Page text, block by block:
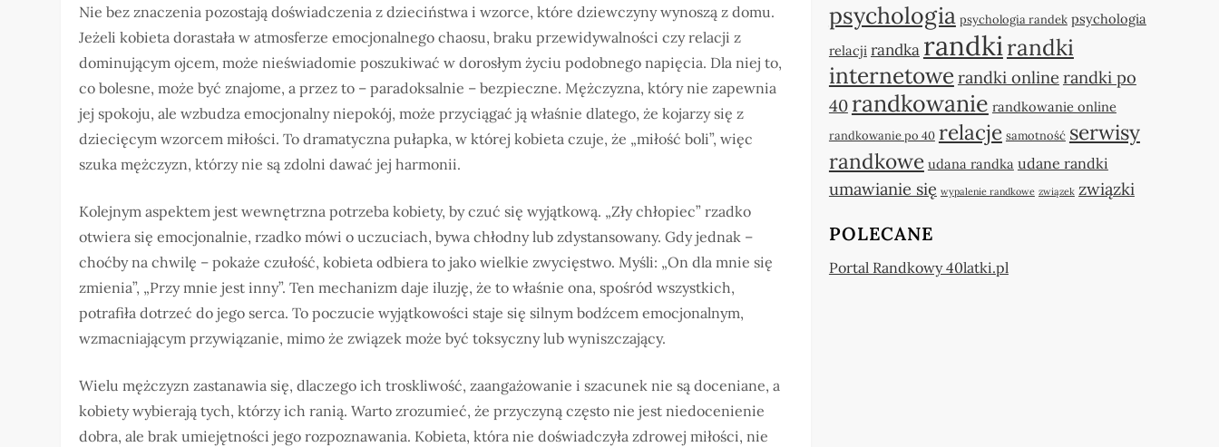
Nie bez znaczenia pozostają doświadczenia z dzieciństwa i wzorce, które dziewczyny wynoszą z domu.
Jeżeli kobieta dorastała w atmosferze emocjonalnego chaosu, braku przewidywalności czy relacji z
dominującym ojcem, może nieświadomie poszukiwać w dorosłym życiu podobnego napięcia. Dla niej to,
co bolesne, może być znajome, a przez to – paradoksalnie – bezpieczne. Mężczyzna, który nie zapewnia
jej spokoju, ale wzbudza emocjonalny niepokój, może przyciągać ją właśnie dlatego, że kojarzy się z
dziecięcym wzorcem miłości. To dramatyczna pułapka, w której kobieta czuje, że „miłość boli”, więc
szuka mężczyzn, którzy nie są zdolni dawać jej harmonii.
Kolejnym aspektem jest wewnętrzna potrzeba kobiety, by czuć się wyjątkową. „Zły chłopiec” rzadko
otwiera się emocjonalnie, rzadko mówi o uczuciach, bywa chłodny lub zdystansowany. Gdy jednak –
choćby na chwilę – pokaże czułość, kobieta odbiera to jako wielkie zwycięstwo. Myśli: „On dla mnie się
zmienia”, „Przy mnie jest inny”. Ten mechanizm daje iluzję, że to właśnie ona, spośród wszystkich,
potrafiła dotrzeć do jego serca. To poczucie wyjątkowości staje się silnym bodźcem emocjonalnym,
wzmacniającym przywiązanie, mimo że związek może być toksyczny lub wyniszczający.
Wielu mężczyzn zastanawia się, dlaczego ich troskliwość, zaangażowanie i szacunek nie są doceniane, a
kobiety wybierają tych, którzy ich ranią. Warto zrozumieć, że przyczyną często nie jest niedocenienie
dobra, ale brak umiejętności jego rozpoznawania. Kobieta, która nie doświadczyła zdrowej miłości, nie
psychologia psychologia randek psychologia
relacji randka randkirandki
internetowe randki online randki po
40 randkowanie randkowanie online
randkowanie po 40 relacje samotność serwisy
randkowe udana randka udane randki
umawianie się wypalenie randkowe związek związki
POLECANE
Portal Randkowy 40latki.pl